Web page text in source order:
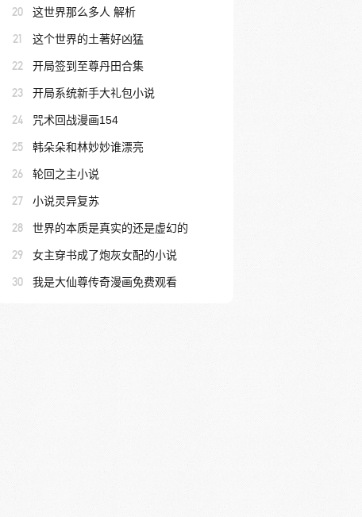
20 这世界那么多人 解析
21 这个世界的土著好凶猛
22 开局签到至尊丹田合集
23 开局系统新手大礼包小说
24 咒术回战漫画154
25 韩朵朵和林妙妙谁漂亮
26 轮回之主小说
27 小说灵异复苏
28 世界的本质是真实的还是虚幻的
29 女主穿书成了炮灰女配的小说
30 我是大仙尊传奇漫画免费观看